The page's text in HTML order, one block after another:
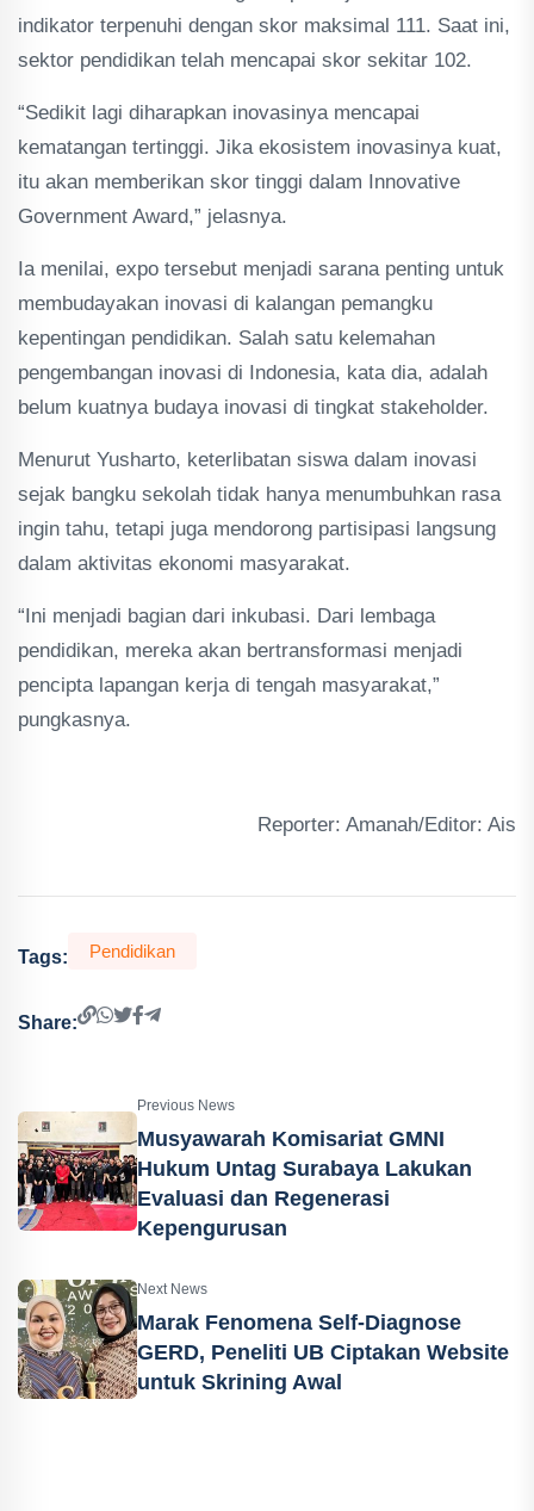
indikator terpenuhi dengan skor maksimal 111. Saat ini,
sektor pendidikan telah mencapai skor sekitar 102.
“Sedikit lagi diharapkan inovasinya mencapai
kematangan tertinggi. Jika ekosistem inovasinya kuat,
itu akan memberikan skor tinggi dalam Innovative
Government Award,” jelasnya.
Ia menilai, expo tersebut menjadi sarana penting untuk
membudayakan inovasi di kalangan pemangku
kepentingan pendidikan. Salah satu kelemahan
pengembangan inovasi di Indonesia, kata dia, adalah
belum kuatnya budaya inovasi di tingkat stakeholder.
Menurut Yusharto, keterlibatan siswa dalam inovasi
sejak bangku sekolah tidak hanya menumbuhkan rasa
ingin tahu, tetapi juga mendorong partisipasi langsung
dalam aktivitas ekonomi masyarakat.
“Ini menjadi bagian dari inkubasi. Dari lembaga
pendidikan, mereka akan bertransformasi menjadi
pencipta lapangan kerja di tengah masyarakat,”
pungkasnya.
Reporter: Amanah/Editor: Ais
Tags: Pendidikan
Share:
Previous News
Musyawarah Komisariat GMNI
Hukum Untag Surabaya Lakukan
Evaluasi dan Regenerasi
Kepengurusan
Next News
Marak Fenomena Self-Diagnose
GERD, Peneliti UB Ciptakan Website
untuk Skrining Awal